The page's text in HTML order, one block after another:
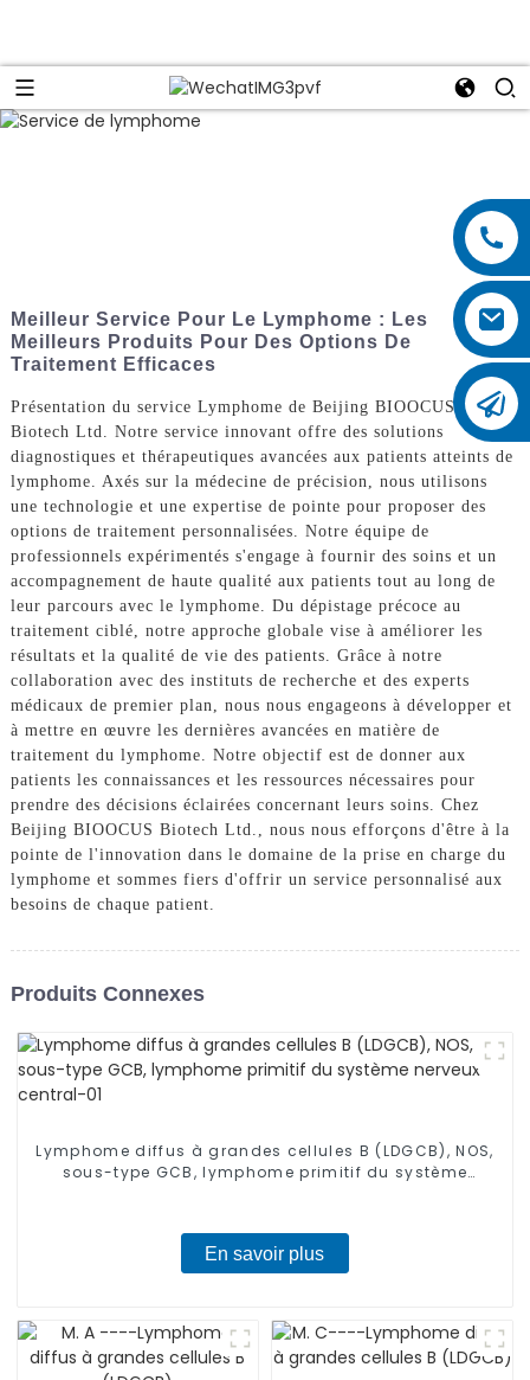
Meilleur Service Pour Le Lymphome : Les
Meilleurs Produits Pour Des Options De
Traitement Efficaces
Présentation du service Lymphome de Beijing BIOOCUS
Biotech Ltd. Notre service innovant offre des solutions
diagnostiques et thérapeutiques avancées aux patients atteints de
lymphome. Axés sur la médecine de précision, nous utilisons
une technologie et une expertise de pointe pour proposer des
options de traitement personnalisées. Notre équipe de
professionnels expérimentés s'engage à fournir des soins et un
accompagnement de haute qualité aux patients tout au long de
leur parcours avec le lymphome. Du dépistage précoce au
traitement ciblé, notre approche globale vise à améliorer les
résultats et la qualité de vie des patients. Grâce à notre
collaboration avec des instituts de recherche et des experts
médicaux de premier plan, nous nous engageons à développer et
à mettre en œuvre les dernières avancées en matière de
traitement du lymphome. Notre objectif est de donner aux
patients les connaissances et les ressources nécessaires pour
prendre des décisions éclairées concernant leurs soins. Chez
Beijing BIOOCUS Biotech Ltd., nous nous efforçons d'être à la
pointe de l'innovation dans le domaine de la prise en charge du
lymphome et sommes fiers d'offrir un service personnalisé aux
besoins de chaque patient.
Produits Connexes
Lymphome diffus à grandes cellules B (LDGCB), NOS,
sous-type GCB, lymphome primitif du système
En savoir plus